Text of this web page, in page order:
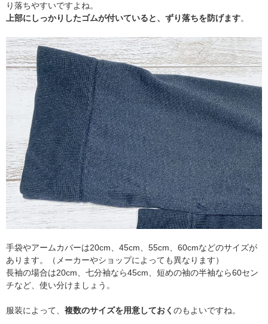
り落ちやすいですよね。
上部にしっかりしたゴムが付いていると、ずり落ちを防げます。
手袋やアームカバーは20cm、45cm、55cm、60cmなどのサイズが
あります。（メーカーやショップによっても異なります）
長袖の場合は20cm、七分袖なら45cm、短めの袖の半袖なら60セン
チなど、使い分けましょう。
服装によって、 複数のサイズを用意しておく のもよいですね。